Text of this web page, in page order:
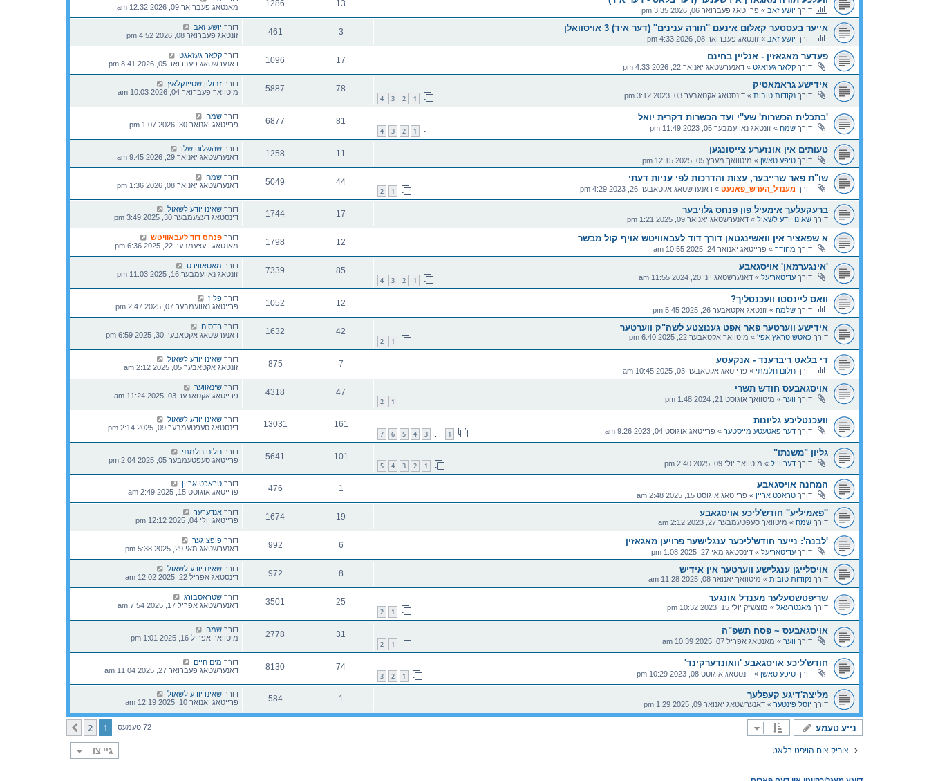
דורך יושע זאב » פרייטאג פעברואר 06, 2026 3:35 pm
13
1286
מאנטאג פעברואר 09, 2026 12:32 am
אייער בעסטער קאלום אינעם ''תורה ענינים'' (דער איד) 3 אויסוואלן
דורך יושע זאב » זונטאג פעברואר 08, 2026 4:33 pm
3
461 דורך יושע זאב
זונטאג פעברואר 08, 2026 4:52 pm
פעדער מאגאזין - אנליין בחינם
דורך קלאר געזאגט » דאנערשטאג יאנואר 22, 2026 4:33 pm
17
1096 דורך קלאר געזאגט
דאנערשטאג פעברואר 05, 2026 8:41 pm
אידישע גראמאטיק
דורך נקודות טובות » דינסטאג אקטאבער 03, 2023 3:12 pm 1
2
3
4
78
5887 דורך זבולון שטיינקלאץ
מיטוואך פעברואר 04, 2026 10:03 am
'בתכלית הכשרות' שע''י ועד הכשרות דקרית יואל
דורך שמח » זונטאג נאוועמבער 05, 2023 11:49 pm 1
2
3
4
81
6877 דורך שמח
פרייטאג יאנואר 30, 2026 1:07 pm
טעותים אין אונזערע צייטונגען
דורך טיפע טאשן » מיטוואך מערץ 05, 2025 12:15 pm
11
1258 דורך שהשלום שלו
דאנערשטאג יאנואר 29, 2026 9:45 am
שו"ת פאר שרייבער, עצות והדרכות לפי עניות דעתי
דורך מענדל_הערש_פאנעט » דאנערשטאג אקטאבער 26, 2023 4:29 pm 1
2
44
5049 דורך שמח
דאנערשטאג יאנואר 08, 2026 1:36 pm
ברעקעלעך אימעיל פון פנחס גלויבער
דורך שאינו יודע לשאול » דאנערשטאג יאנואר 09, 2025 1:21 pm
17
1744 דורך שאינו יודע לשאול
דינסטאג דעצעמבער 30, 2025 3:49 pm
א שפאציר אין וואשינגטאן דורך דוד לעבאוויטש אויף קול מבשר
דורך מהודר » פרייטאג יאנואר 24, 2025 10:55 am
12
1798 דורך פנחס דוד לעבאוויטש
מאנטאג דעצעמבער 22, 2025 6:36 pm
'אינגערמאן' אויסגאבע
דורך עדיטאריעל » דאנערשטאג יוני 20, 2024 11:55 am 1
2
3
4
85
7339 דורך מאטאווירט
זונטאג נאוועמבער 16, 2025 11:03 pm
וואס ליינסטו וועכנטליך?
דורך שלמה » זונטאג אקטאבער 26, 2025 5:45 pm
12
1052 דורך פליז
פרייטאג נאוועמבער 07, 2025 2:47 pm
אידישע ווערטער פאר אפט גענוצטע לשה"ק ווערטער
דורך כאטש טראץ אפי' » מיטוואך אקטאבער 22, 2025 6:40 pm 1
2
42
1632 דורך הדסים
דאנערשטאג אקטאבער 30, 2025 6:59 pm
די בלאט ריברענד - אנקעטע
דורך חלום חלמתי » פרייטאג אקטאבער 03, 2025 10:45 am
7
875 דורך שאינו יודע לשאול
זונטאג אקטאבער 05, 2025 2:12 am
אויסגאבעס חודש תשרי
דורך ווער » מיטוואך אוגוסט 21, 2024 1:48 pm 1
2
47
4318 דורך שינאווער
פרייטאג אקטאבער 03, 2025 11:24 am
וועכנטליכע גליונות
דורך דער פאטעטע מייסטער » פרייטאג אוגוסט 04, 2023 9:26 am 1
…
3
4
5
6
7
161
13031 דורך שאינו יודע לשאול
דינסטאג סעפטעמבער 09, 2025 2:14 pm
גליון "משנתו"
דורך דערווייל » מיטוואך יולי 09, 2025 2:40 pm 1
2
3
4
5
101
5641 דורך חלום חלמתי
פרייטאג סעפטעמבער 05, 2025 2:04 pm
המחנה אויסגאבע
דורך טראכט אריין » פרייטאג אוגוסט 15, 2025 2:48 am
1
476 דורך טראכט אריין
פרייטאג אוגוסט 15, 2025 2:49 am
''פאמיליע'' חודש'ליכע אויסגאבע
דורך שמח » מיטוואך סעפטעמבער 27, 2023 2:12 am
19
1674 דורך אנדערער
פרייטאג יולי 04, 2025 12:12 pm
'לבנה': נייער חודש'ליכער ענגלישער פרויען מאגאזין
דורך עדיטאריעל » דינסטאג מאי 27, 2025 1:08 pm
6
992 דורך פופציגער
דאנערשטאג מאי 29, 2025 5:38 pm
אויסלייגן ענגלישע ווערטער אין אידיש
דורך נקודות טובות » מיטוואך יאנואר 08, 2025 11:28 am
8
972 דורך שאינו יודע לשאול
דינסטאג אפריל 22, 2025 12:02 am
שריפטשטעלער מענדל אונגער
דורך מאנטרעאל » מוצש"ק יולי 15, 2023 10:32 pm 1
2
25
3501 דורך שטראסבורג
דאנערשטאג אפריל 17, 2025 7:54 am
אויסגאבעס ~ פסח תשפ"ה
דורך ווער » מאנטאג אפריל 07, 2025 10:39 am 1
2
31
2778 דורך שמח
מיטוואך אפריל 16, 2025 1:01 pm
חודש'ליכע אויסגאבע 'וואונדערקינד'
דורך טיפע טאשן » דינסטאג אוגוסט 08, 2023 10:29 pm 1
2
3
74
8130 דורך מים חיים
דאנערשטאג פעברואר 27, 2025 11:04 am
מליצה'דיגע קעפלעך
דורך יוסל פינטער » דאנערשטאג יאנואר 09, 2025 1:29 pm
1
584 דורך שאינו יודע לשאול
פרייטאג יאנואר 10, 2025 12:19 am
נייע טעמע 72 טעמעס 1
2
קומענדיגע
צוריק צום הויפט בלאט גיי צו